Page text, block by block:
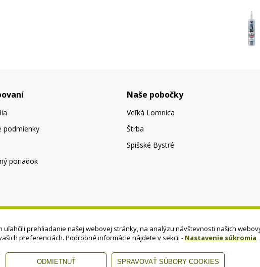
podmienky
poriadok
Naše pobočky
Veľká Lomnica
Štrba
Spišské Bystré
uľahčili prehliadanie našej webovej stránky, na analýzu návštevnosti našich
preferenciách. Podrobné informácie nájdete v sekcii - Nastavenie súkromia